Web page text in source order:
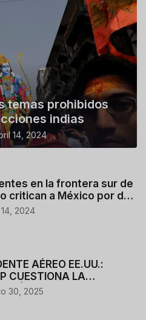
temas prohibidos
indias
14, 2024
en la frontera sur de
critican a México por dar
a migrantes
2024
AÉREO EE.UU.:
CUESTIONA LA
DE LOS
y PILOTO del
30, 2025